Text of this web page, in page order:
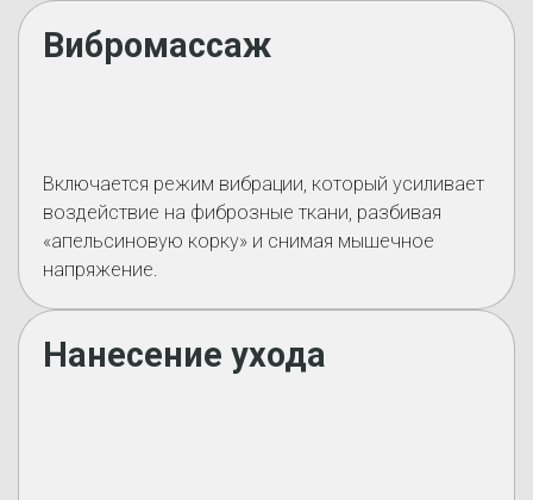
Вибромассаж
Включается режим вибрации, который усиливает
воздействие на фиброзные ткани, разбивая
«апельсиновую корку» и снимая мышечное
напряжение.
Нанесение ухода